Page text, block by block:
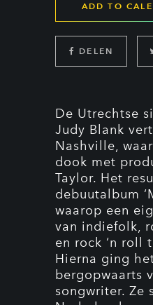
ADD TO
DELEN
De Utrechtse
Judy Blank
Nashville,
dook met
Taylor. Het
debuutalbum
waarop een
van indiefolk,
en rock ‘n roll
Hierna ging
bergopwaarts
songwriter. Ze